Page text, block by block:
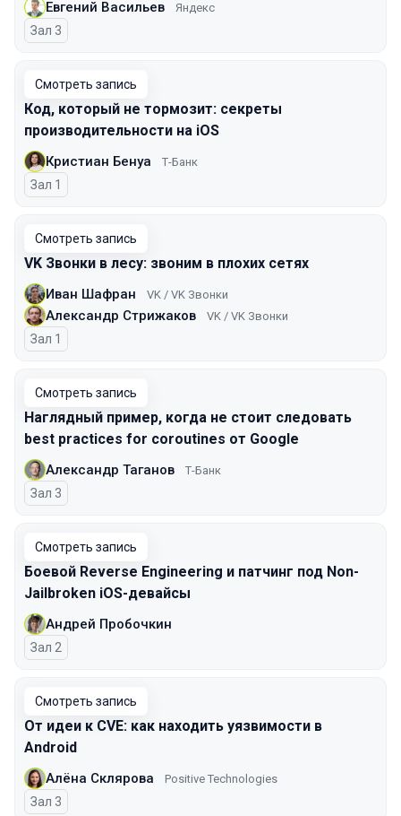
Евгений Васильев Яндекс
Зал 3
Смотреть запись
Код, который не тормозит: секреты
производительности на iOS
Кристиан Бенуа Т-Банк
Зал 1
Смотреть запись
VK Звонки в лесу: звоним в плохих сетях
Иван Шафран VK / VK Звонки
Александр Стрижаков VK / VK Звонки
Зал 1
Смотреть запись
Наглядный пример, когда не стоит следовать
best practices for coroutines от Google
Александр Таганов Т-Банк
Зал 3
Смотреть запись
Боевой Reverse Engineering и патчинг под Non-
Jailbroken iOS-девайсы
Андрей Пробочкин
Зал 2
Смотреть запись
От идеи к CVE: как находить уязвимости в
Android
Алёна Склярова Positive Technologies
Зал 3